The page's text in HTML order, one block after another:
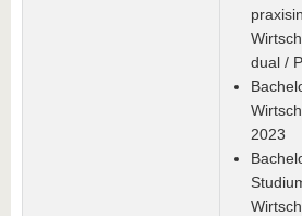
dual /
2023